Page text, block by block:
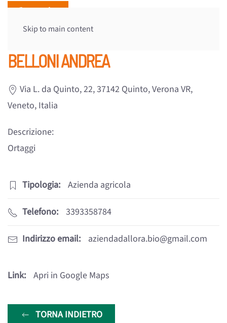
Skip to main content
BELLONI ANDREA
Via L. da Quinto, 22, 37142 Quinto, Verona VR,
Veneto, Italia
Descrizione:
Ortaggi
Tipologia: Azienda agricola
Telefono: 3393358784
Indirizzo email: aziendadallora.bio@gmail.com
Link: Apri in Google Maps
TORNA INDIETRO